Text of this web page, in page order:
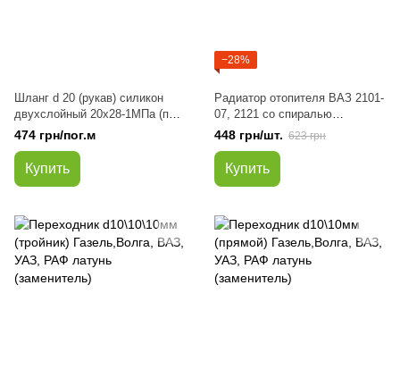
Шланг d 20 (рукав) силикон
двухслойный 20х28-1МПа (пр-
во Авто Престиж)
474 грн/пог.м
Купить
−28%
Радиатор отопителя ВАЗ 2101-
07, 2121 со спиралью
(турбулизатор) алюминий (пр-
во Авто Престиж)
448 грн/шт. 623 грн
Купить